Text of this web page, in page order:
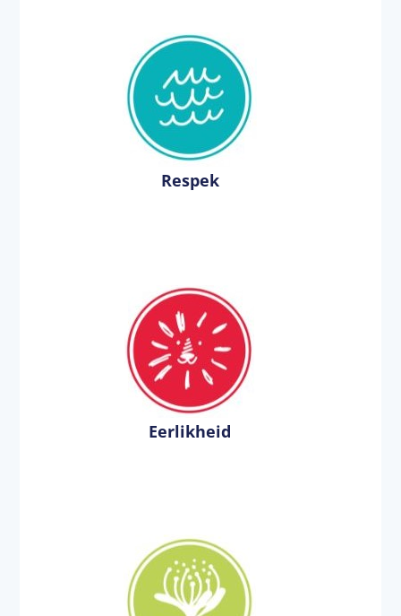
Respek
Eerlikheid